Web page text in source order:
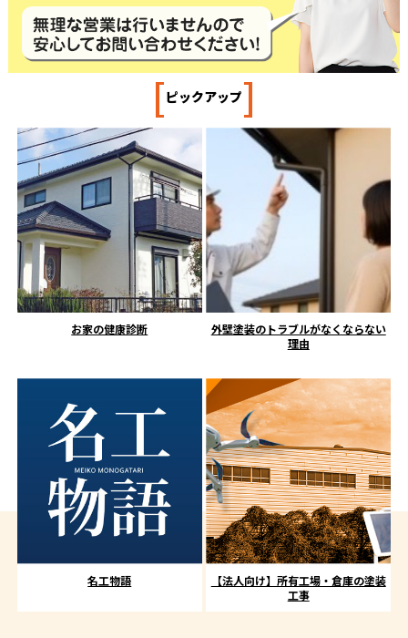
[ピックアップ]
お家の健康診断
外壁塗装のトラブルがなくならない
理由
名工物語
【法人向け】所有工場・倉庫の塗装
工事